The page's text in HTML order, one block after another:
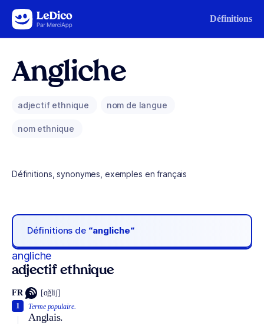
Aller au contenu Définitions
Angliche
adjectif ethnique nom de langue
nom ethnique
Définitions, synonymes, exemples en français
Définitions de “angliche“
angliche
adjectif ethnique
FR [ɑ̃gliʃ]
Terme populaire.
Anglais.
1